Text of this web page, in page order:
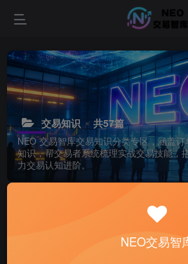
交易知识 共57篇
NEO 交易智库交易知识分类专区，涵盖
知识，帮交易者系统梳理实战交易技能，
力交易认知进阶。
评论
NEO交易智